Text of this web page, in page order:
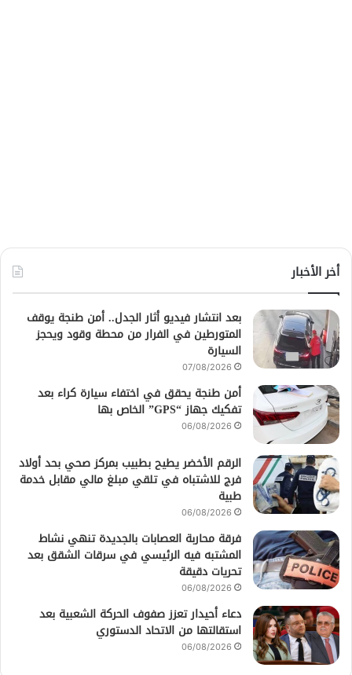
أخر الأخبار
بعد انتشار فيديو أثار الجدل.. أمن طنجة يوقف
المتورطين في الفرار من محطة وقود ويحجز
السيارة
07/08/2026
أمن طنجة يحقق في اختفاء سيارة كراء بعد
تفكيك جهاز “GPS” الخاص بها
06/08/2026
الرقم الأخضر يطيح بطبيب بمركز صحي بحد أولاد
فرج للاشتباه في تلقي مبلغ مالي مقابل خدمة
طبية
06/08/2026
فرقة محاربة العصابات بالجديدة تنهي نشاط
المشتبه فيه الرئيسي في سرقات الشقق بعد
تحريات دقيقة
06/08/2026
دعاء أحيدار تعزز صفوف الحركة الشعبية بعد
استقالتها من الاتحاد الدستوري
06/08/2026